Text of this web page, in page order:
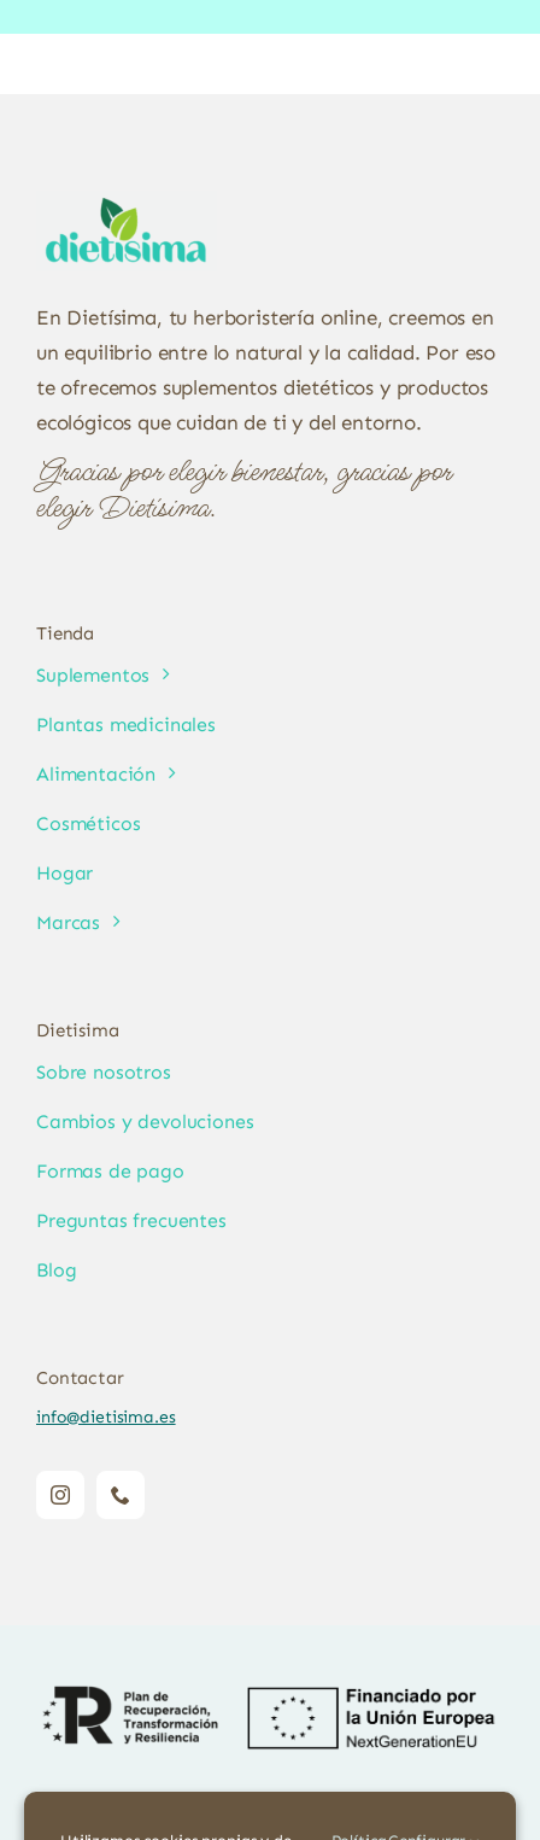
En Dietísima, tu herboristería online, creemos en
un equilibrio entre lo natural y la calidad. Por eso
te ofrecemos suplementos dietéticos y productos
ecológicos que cuidan de ti y del entorno.
Gracias por elegir bienestar, gracias por
elegir Dietísima.
Tienda
Suplementos
Plantas medicinales
Alimentación
Cosméticos
Hogar
Marcas
Dietisima
Sobre nosotros
Cambios y devoluciones
Formas de pago
Preguntas frecuentes
Blog
Contactar
info@dietisima.es